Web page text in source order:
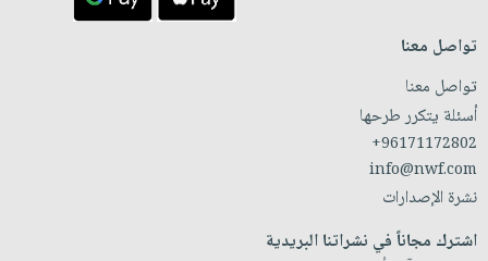
تواصل معنا
تواصل معنا
أسئلة يتكرر طرحها
+96171172802
info@nwf.com
نشرة الإصدارات
اشترك مجاناً في نشراتنا البريدية